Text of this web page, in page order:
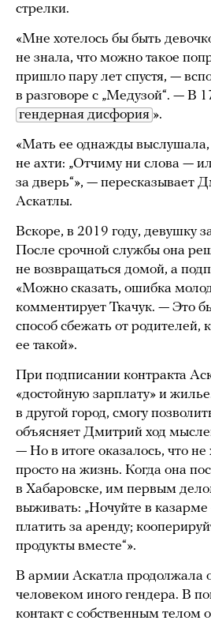
стрелки.
«Мне хотелось бы быть
не знала, что можно такое
пришло пару лет спустя, —
в разговоре с „Медузой“. — В
гендерная дисфория ».
«Мать ее однажды
не ахти: „Отчиму ни слова —
за дверь“», — пересказывает
Аскатлы.
Вскоре, в 2019 году, девушку
После срочной службы она
не возвращаться домой, а
«Можно сказать, ошибка
комментирует Ткачук. — Это
способ сбежать от родителей,
ее такой».
При подписании контракта
«достойную зарплату» и
в другой город, смогу
объясняет Дмитрий ход
— Но в итоге оказалось, что не
просто на жизнь. Когда она
в Хабаровске, им первым
выживать: „Ночуйте в
платить за аренду;
продукты вместе“».
В армии Аскатла продолжала
человеком иного гендера. В
контакт с собственным телом